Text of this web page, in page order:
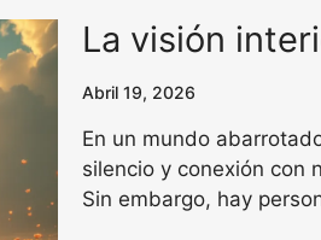
La visión
Abril 19, 2026
En un mundo
silencio y conexión con
Sin embargo, hay